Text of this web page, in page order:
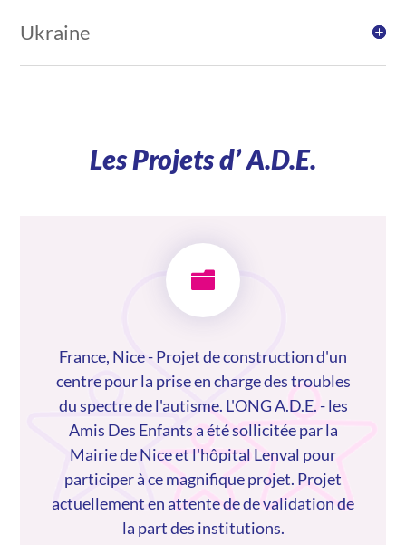
Ukraine
Les Projets d’ A.D.E.

France, Nice - Projet de construction d'un
centre pour la prise en charge des troubles
du spectre de l'autisme. L'ONG A.D.E. - les
Amis Des Enfants a été sollicitée par la
Mairie de Nice et l'hôpital Lenval pour
participer à ce magnifique projet. Projet
actuellement en attente de de validation de
la part des institutions.